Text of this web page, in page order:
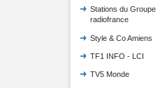
Stations du Groupe
radiofrance
Style & Co Amiens
TF1 INFO - LCI
TV5 Monde